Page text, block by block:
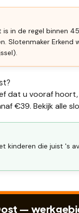
is in de regel binnen
Slotenmaker
?
dat u vooraf
€39. Bekijk alle
kinderen die juist 's
—